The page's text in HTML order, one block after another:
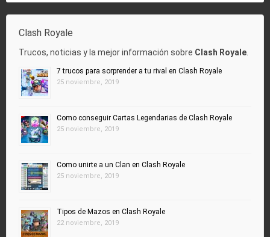
Clash Royale
Trucos, noticias y la mejor información sobre Clash Royale
7 trucos para sorprender a tu rival en Clash Royale
25 noviembre, 2019
Como conseguir Cartas Legendarias de Clash Royale
25 noviembre, 2019
Como unirte a un Clan en Clash Royale
25 noviembre, 2019
Tipos de Mazos en Clash Royale
22 noviembre, 2019